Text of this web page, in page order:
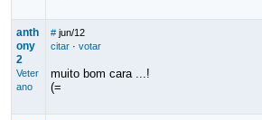
anth
ony
2
Veter
ano
# jun/12
citar· votar
muito bom cara ...!
(=